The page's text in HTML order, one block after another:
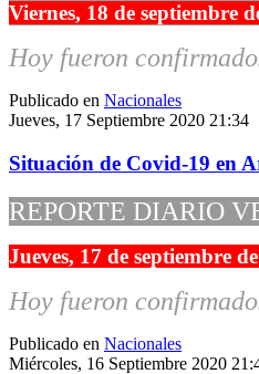
Viernes, 18 de septiembre
Hoy fueron
Publicado en Nacionales
Jueves, 17 Septiembre 2020 21:34
Situación de Covid-19 en
REPORTE DIARIO
Jueves, 17 de septiembre
Hoy fueron
Publicado en Nacionales
Miércoles, 16 Septiembre 2020